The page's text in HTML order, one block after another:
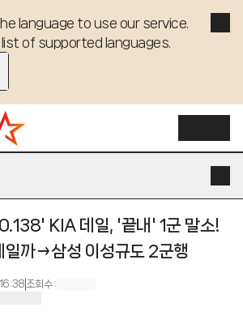
language to use our service.
of supported languages.
KIA 데일, '끝내' 1군 말소!
일까→삼성 이성규도 2군행
조회수: